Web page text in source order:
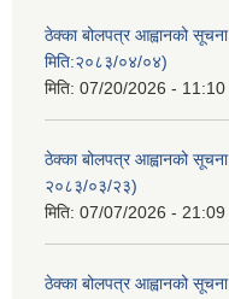
ठेक्का बोलपत्र आह्वानको
मिति:२०८३/०४/०४)
मिति: 07/20/2026 - 11:10
ठेक्का बोलपत्र आह्वानको
२०८३/०३/२३)
मिति: 07/07/2026 - 21:09
ठेक्का बोलपत्र आह्वानको